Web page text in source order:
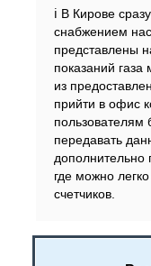
ℹ️ В Кирове
снабжением
представлены
показаний
из
прийти в офис
передавать
дополнительно
где можно
счетчиков.